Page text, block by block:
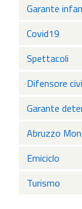
Garante
Covid19
Spettacoli
Difensore
Garante
Abruzzo
Emiciclo
Turismo